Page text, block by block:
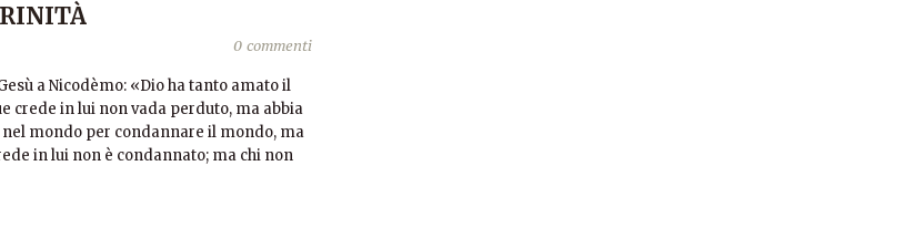
0 commenti
a Nicodèmo: «Dio ha tanto amato il
crede in lui non vada perduto, ma abbia
mondo per condannare il mondo, ma
in lui non è condannato; ma chi non